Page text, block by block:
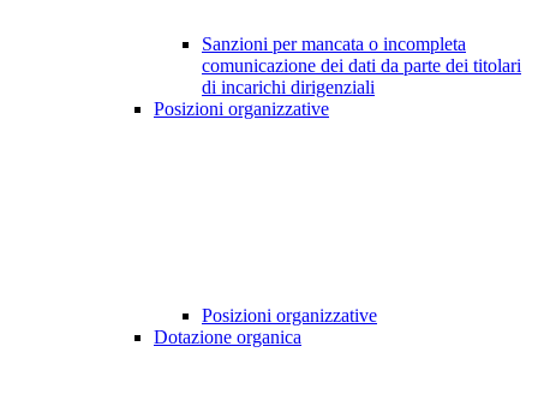
Sanzioni per mancata o incompleta
comunicazione dei dati da parte dei titolari
di incarichi dirigenziali
Posizioni organizzative
Posizioni organizzative
Dotazione organica